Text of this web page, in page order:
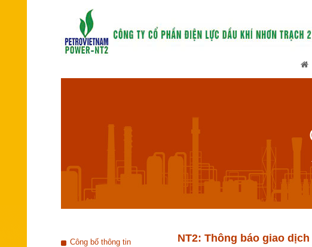
Công bố thông tin NT2: Thông báo giao